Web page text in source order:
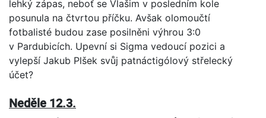
lehký zápas, neboť se Vlašim v posledním kole
posunula na čtvrtou příčku. Avšak olomoučtí
fotbalisté budou zase posilněni výhrou 3:0
v Pardubicích. Upevní si Sigma vedoucí pozici a
vylepší Jakub Plšek svůj patnáctigólový střelecký
účet?
Neděle 12.3.